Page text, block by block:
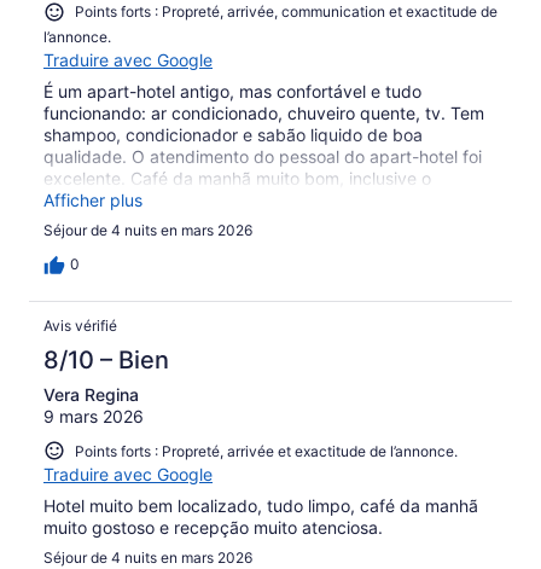
Points forts : Propreté, arrivée, communication et exactitude de
l’annonce.
Traduire avec Google
É um apart-hotel antigo, mas confortável e tudo
funcionando: ar condicionado, chuveiro quente, tv. Tem
shampoo, condicionador e sabão liquido de boa
qualidade. O atendimento do pessoal do apart-hotel foi
excelente. Café da manhã muito bom, inclusive o
pãozinho de queijo delicioso!! Muito bem localizado!
Afficher plus
Séjour de 4 nuits en mars 2026
0
Avis vérifié
8/10 – Bien
Vera Regina
9 mars 2026
Points forts : Propreté, arrivée et exactitude de l’annonce.
Traduire avec Google
Hotel muito bem localizado, tudo limpo, café da manhã
muito gostoso e recepção muito atenciosa.
Séjour de 4 nuits en mars 2026